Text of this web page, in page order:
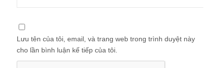
Lưu tên của tôi, email, và trang web trong trình duyệt này
cho lần bình luận kế tiếp của tôi.